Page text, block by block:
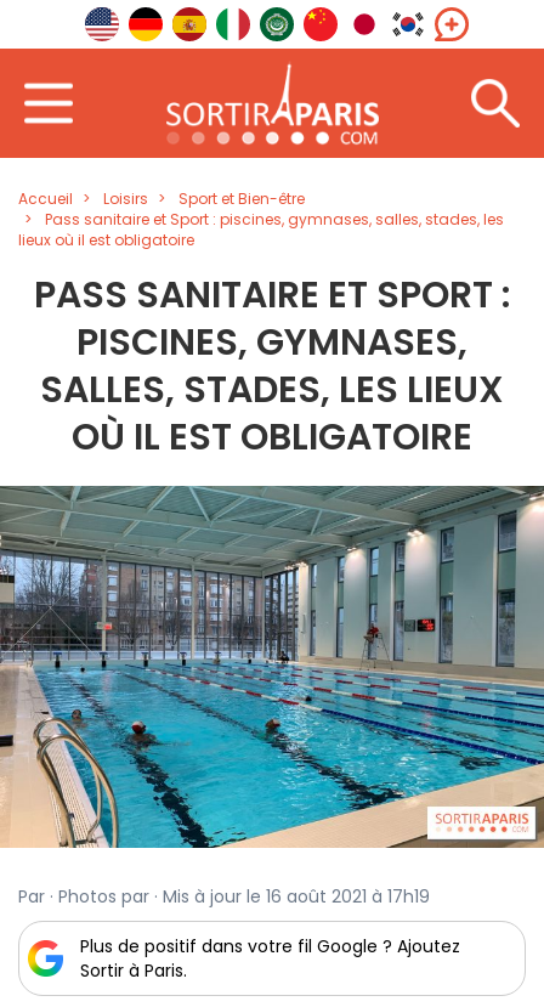
Accueil Loisirs
Sport et Bien-être
Pass sanitaire et Sport : piscines, gymnases, salles, stades, les
lieux où il est obligatoire
PASS SANITAIRE ET SPORT :
PISCINES, GYMNASES,
SALLES, STADES, LES LIEUX
OÙ IL EST OBLIGATOIRE
Par · Photos par · Mis à jour le 16 août 2021 à 17h19
Plus de positif dans votre fil Google ? Ajoutez
Sortir à Paris.